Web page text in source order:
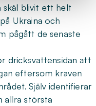
skäl blivit ett helt
Ukraina och
pågått de senaste
dricksvattensidan att
eftersom kraven
Själv identifierar
allra största